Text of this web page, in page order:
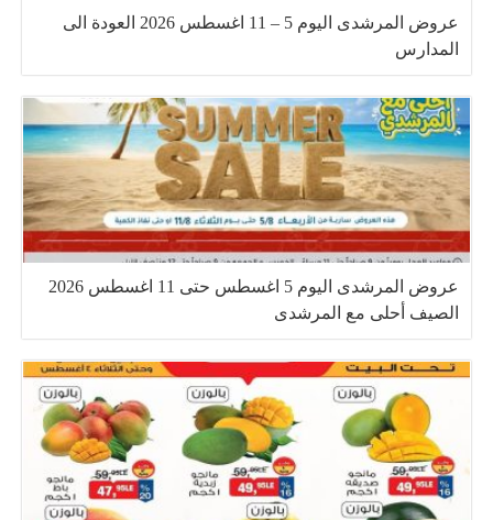
عروض المرشدى اليوم 5 – 11 اغسطس 2026 العودة الى
المدارس
عروض المرشدى اليوم 5 اغسطس حتى 11 اغسطس 2026
الصيف أحلى مع المرشدى